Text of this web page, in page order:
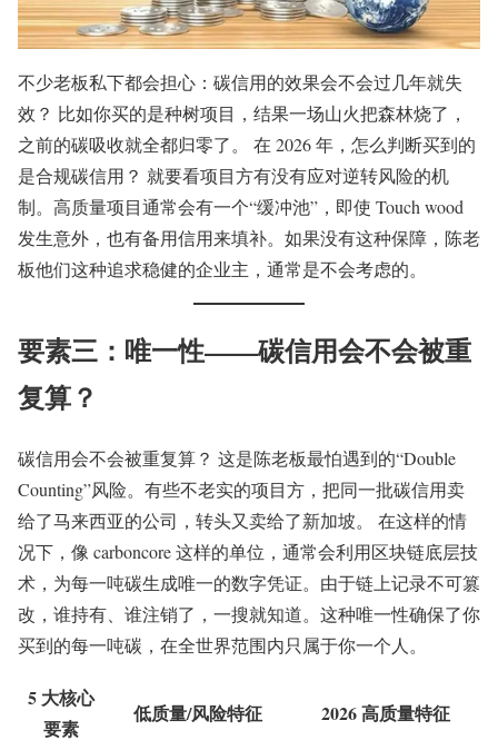
不少老板私下都会担心：碳信用的效果会不会过几年就失
效？ 比如你买的是种树项目，结果一场山火把森林烧了，
之前的碳吸收就全都归零了。 在 2026 年，怎么判断买到的
是合规碳信用？ 就要看项目方有没有应对逆转风险的机
制。高质量项目通常会有一个“缓冲池”，即使 Touch wood
发生意外，也有备用信用来填补。如果没有这种保障，陈老
板他们这种追求稳健的企业主，通常是不会考虑的。
要素三：唯一性——碳信用会不会被重
复算？
碳信用会不会被重复算？ 这是陈老板最怕遇到的“Double
Counting”风险。有些不老实的项目方，把同一批碳信用卖
给了马来西亚的公司，转头又卖给了新加坡。 在这样的情
况下，像 carboncore 这样的单位，通常会利用区块链底层技
术，为每一吨碳生成唯一的数字凭证。由于链上记录不可篡
改，谁持有、谁注销了，一搜就知道。这种唯一性确保了你
买到的每一吨碳，在全世界范围内只属于你一个人。
5 大核心
要素
低质量/风险特征 2026 高质量特征